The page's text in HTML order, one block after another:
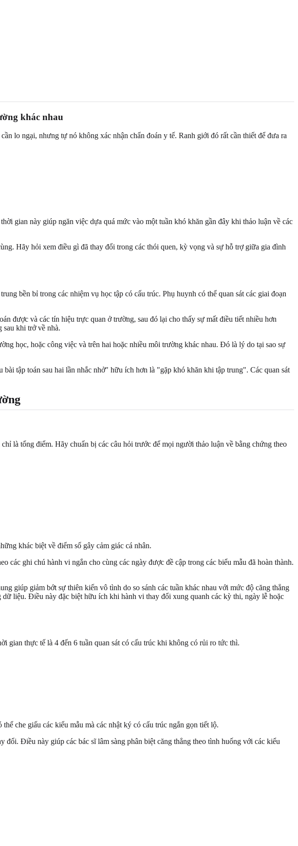
khác nhau
lo ngại, nhưng tự nó không xác nhận chẩn đoán y tế. Ranh giới đó rất cần thiết để đưa ra
gian này giúp ngăn việc dựa quá mức vào một tuần khó khăn gần đây khi thảo luận về các
Hãy hỏi xem điều gì đã thay đổi trong các thói quen, kỳ vọng và sự hỗ trợ giữa gia đình
bền bỉ trong các nhiệm vụ học tập có cấu trúc. Phụ huynh có thể quan sát các giai đoạn
được và các tín hiệu trực quan ở trường, sau đó lại cho thấy sự mất điều tiết nhiều hơn
sau khi trở về nhà.
học, hoặc công việc và trên hai hoặc nhiều môi trường khác nhau. Đó là lý do tại sao sự
tập toán sau hai lần nhắc nhở" hữu ích hơn là "gặp khó khăn khi tập trung". Các quan sát
là tổng điểm. Hãy chuẩn bị các câu hỏi trước để mọi người thảo luận về bằng chứng theo
khác biệt về điểm số gây cảm giác cá nhân.
các ghi chú hành vi ngắn cho cùng các ngày được đề cập trong các biểu mẫu đã hoàn thành.
giúp giảm bớt sự thiên kiến vô tình do so sánh các tuần khác nhau với mức độ căng thẳng
liệu. Điều này đặc biệt hữu ích khi hành vi thay đổi xung quanh các kỳ thi, ngày lễ hoặc
gian thực tế là 4 đến 6 tuần quan sát có cấu trúc khi không có rủi ro tức thì.
che giấu các kiểu mẫu mà các nhật ký có cấu trúc ngắn gọn tiết lộ.
Điều này giúp các bác sĩ lâm sàng phân biệt căng thẳng theo tình huống với các kiểu